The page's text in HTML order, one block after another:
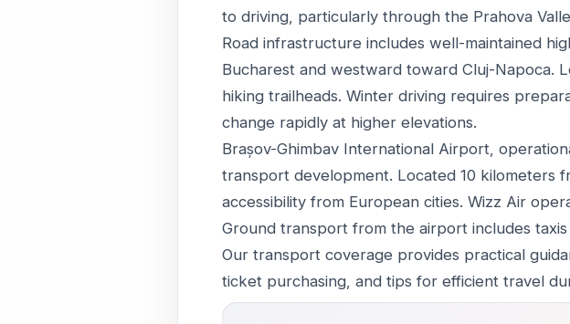
to driving, particularly through the Prahova
Road infrastructure includes well-maintained
Bucharest and westward toward Cluj-Napoca.
hiking trailheads. Winter driving requires
change rapidly at higher elevations.
Brașov-Ghimbav International Airport,
transport development. Located 10 kilometers
accessibility from European cities. Wizz Air
Ground transport from the airport includes
Our transport coverage provides practical
ticket purchasing, and tips for efficient travel